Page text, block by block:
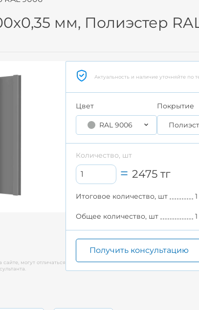
мм, Полиэстер
могут отличаться
Актуальность и наличие уточняйте по
Цвет
RAL 9006
Покрытие
Количество, шт
2475 тг
Итоговое количество, шт 1
Общее количество, шт 1
Получить консультацию